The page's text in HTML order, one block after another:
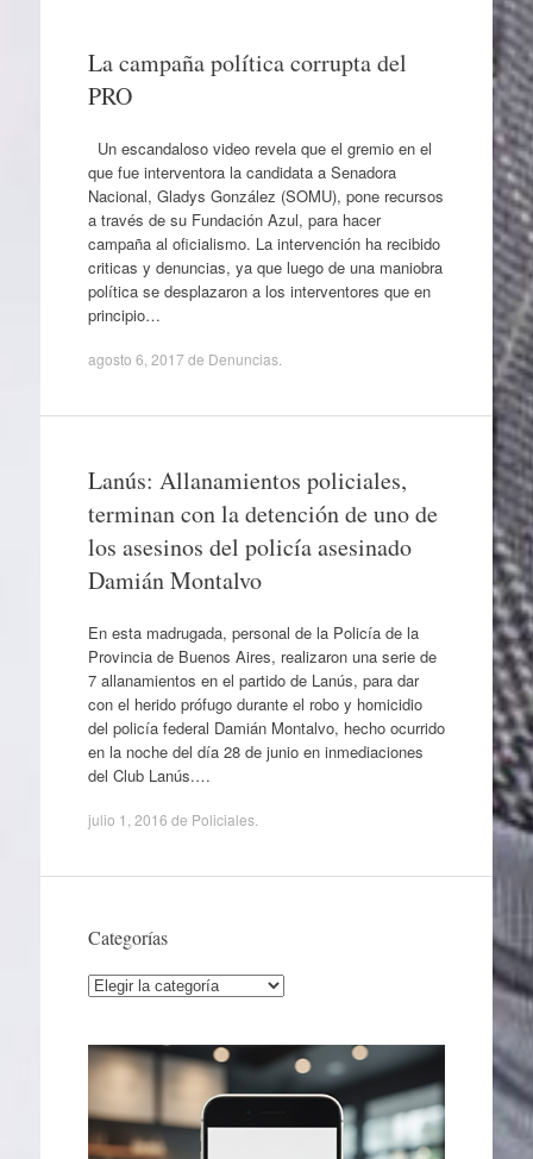
La campaña política corrupta del
PRO
Un escandaloso video revela que el gremio en el
que fue interventora la candidata a Senadora
Nacional, Gladys González (SOMU), pone recursos
a través de su Fundación Azul, para hacer
campaña al oficialismo. La intervención ha recibido
criticas y denuncias, ya que luego de una maniobra
política se desplazaron a los interventores que en
principio…
agosto 6, 2017 de Denuncias.
Lanús: Allanamientos policiales,
terminan con la detención de uno de
los asesinos del policía asesinado
Damián Montalvo
En esta madrugada, personal de la Policía de la
Provincia de Buenos Aires, realizaron una serie de
7 allanamientos en el partido de Lanús, para dar
con el herido prófugo durante el robo y homicidio
del policía federal Damián Montalvo, hecho ocurrido
en la noche del día 28 de junio en inmediaciones
del Club Lanús.…
julio 1, 2016 de Policiales.
Categorías
Categorías